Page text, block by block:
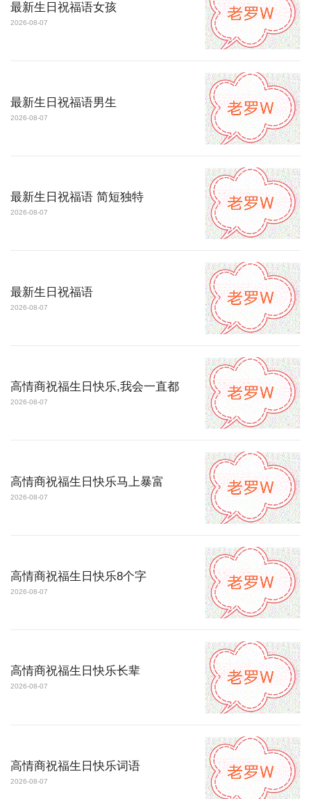
最新生日祝福语女孩
2026-08-07
最新生日祝福语男生
2026-08-07
最新生日祝福语 简短独特
2026-08-07
最新生日祝福语
2026-08-07
高情商祝福生日快乐,我会一直都
2026-08-07
高情商祝福生日快乐马上暴富
2026-08-07
高情商祝福生日快乐8个字
2026-08-07
高情商祝福生日快乐长辈
2026-08-07
高情商祝福生日快乐词语
2026-08-07